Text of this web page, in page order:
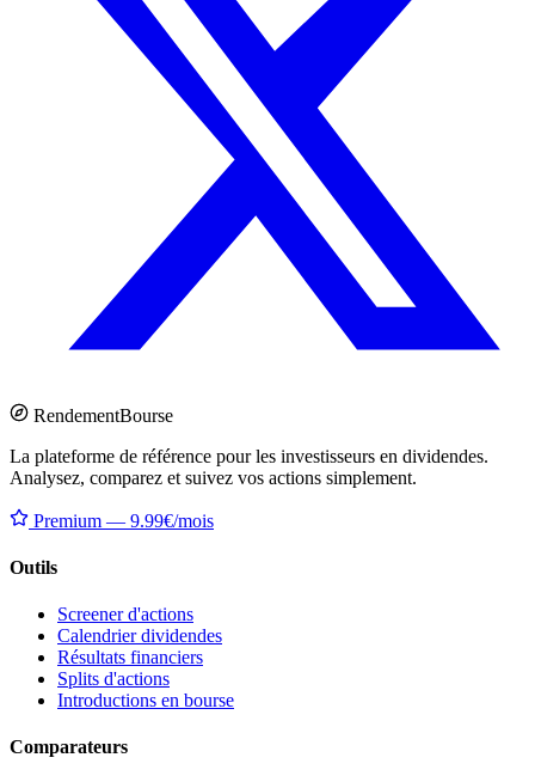
RendementBourse
La plateforme de référence pour les investisseurs en dividendes.
Analysez, comparez et suivez vos actions simplement.
Premium — 9.99€/mois
Outils
Screener d'actions
Calendrier dividendes
Résultats financiers
Splits d'actions
Introductions en bourse
Comparateurs